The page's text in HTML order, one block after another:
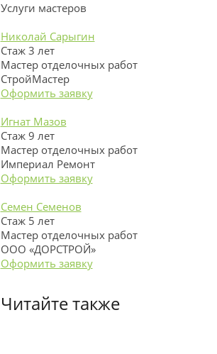
Услуги мастеров
Николай Сарыгин
Стаж 3 лет
Мастер отделочных работ
СтройМастер
Оформить заявку
Игнат Мазов
Стаж 9 лет
Мастер отделочных работ
Империал Ремонт
Оформить заявку
Семен Семенов
Стаж 5 лет
Мастер отделочных работ
ООО «ДОРСТРОЙ»
Оформить заявку
Читайте также